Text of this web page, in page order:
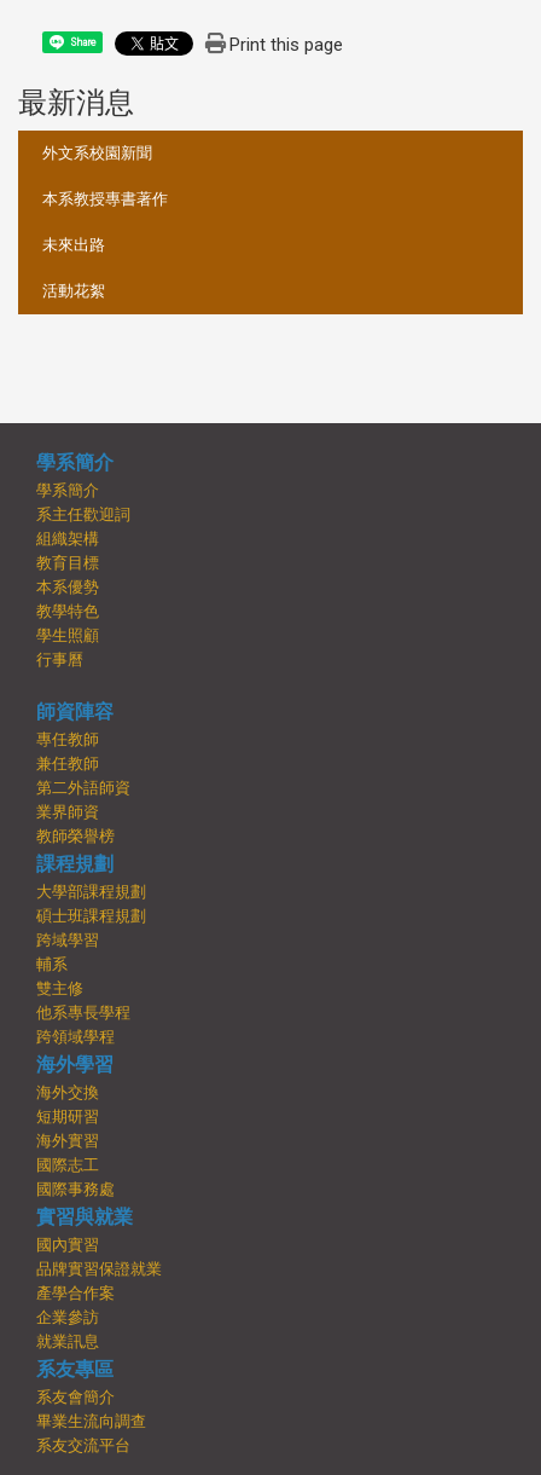
Share Print this page
最新消息
外文系校園新聞
本系教授專書著作
未來出路
活動花絮
學系簡介
學系簡介
系主任歡迎詞
組織架構
教育目標
本系優勢
教學特色
學生照顧
行事曆
師資陣容
專任教師
兼任教師
第二外語師資
業界師資
教師榮譽榜
課程規劃
大學部課程規劃
碩士班課程規劃
跨域學習
輔系
雙主修
他系專長學程
跨領域學程
海外學習
海外交換
短期研習
海外實習
國際志工
國際事務處
實習與就業
國內實習
品牌實習保證就業
產學合作案
企業參訪
就業訊息
系友專區
系友會簡介
畢業生流向調查
系友交流平台